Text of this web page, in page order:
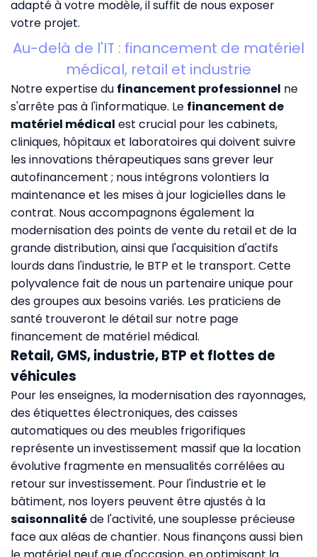
adapté à votre modèle, il suffit de nous exposer
votre projet.
Au-delà de l'IT : financement de matériel
médical, retail et industrie
Notre expertise du financement professionnel ne
s'arrête pas à l'informatique. Le financement de
matériel médical est crucial pour les cabinets,
cliniques, hôpitaux et laboratoires qui doivent suivre
les innovations thérapeutiques sans grever leur
autofinancement ; nous intégrons volontiers la
maintenance et les mises à jour logicielles dans le
contrat. Nous accompagnons également la
modernisation des points de vente du retail et de la
grande distribution, ainsi que l'acquisition d'actifs
lourds dans l'industrie, le BTP et le transport. Cette
polyvalence fait de nous un partenaire unique pour
des groupes aux besoins variés. Les praticiens de
santé trouveront le détail sur notre page
financement de matériel médical.
Retail, GMS, industrie, BTP et flottes de
véhicules
Pour les enseignes, la modernisation des rayonnages,
des étiquettes électroniques, des caisses
automatiques ou des meubles frigorifiques
représente un investissement massif que la location
évolutive fragmente en mensualités corrélées au
retour sur investissement. Pour l'industrie et le
bâtiment, nos loyers peuvent être ajustés à la
saisonnalitéde l'activité, une souplesse précieuse
face aux aléas de chantier. Nous finançons aussi bien